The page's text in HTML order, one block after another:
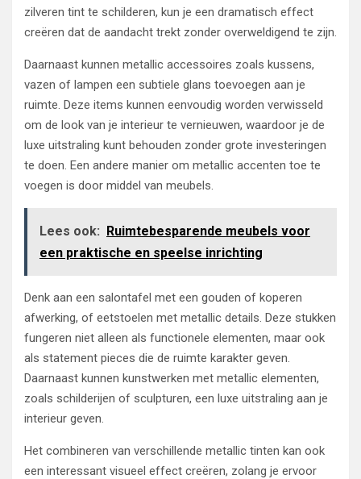
zilveren tint te schilderen, kun je een dramatisch effect
creëren dat de aandacht trekt zonder overweldigend te zijn.
Daarnaast kunnen metallic accessoires zoals kussens,
vazen of lampen een subtiele glans toevoegen aan je
ruimte. Deze items kunnen eenvoudig worden verwisseld
om de look van je interieur te vernieuwen, waardoor je de
luxe uitstraling kunt behouden zonder grote investeringen
te doen. Een andere manier om metallic accenten toe te
voegen is door middel van meubels.
Lees ook: Ruimtebesparende meubels voor
een praktische en speelse inrichting
Denk aan een salontafel met een gouden of koperen
afwerking, of eetstoelen met metallic details. Deze stukken
fungeren niet alleen als functionele elementen, maar ook
als statement pieces die de ruimte karakter geven.
Daarnaast kunnen kunstwerken met metallic elementen,
zoals schilderijen of sculpturen, een luxe uitstraling aan je
interieur geven.
Het combineren van verschillende metallic tinten kan ook
een interessant visueel effect creëren, zolang je ervoor